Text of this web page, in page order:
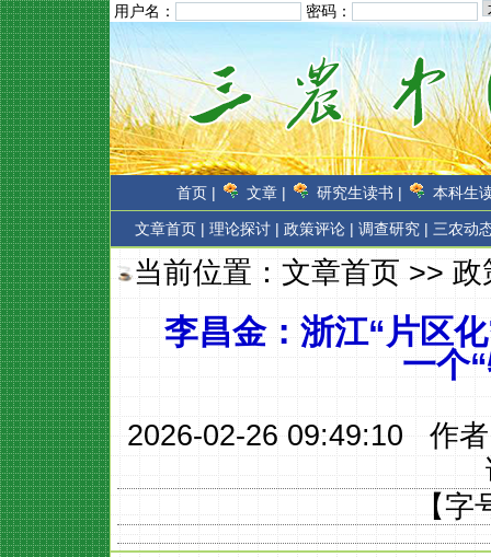
用户名： 密码：
首页 | 文章 | 研究生读书 | 本科生
文章首页 | 理论探讨 | 政策评论 | 调查研究 | 三农动
当前位置：文章首页>>政
李昌金：浙江“片区
一个
2026-02-26 09:49:10 作
【字